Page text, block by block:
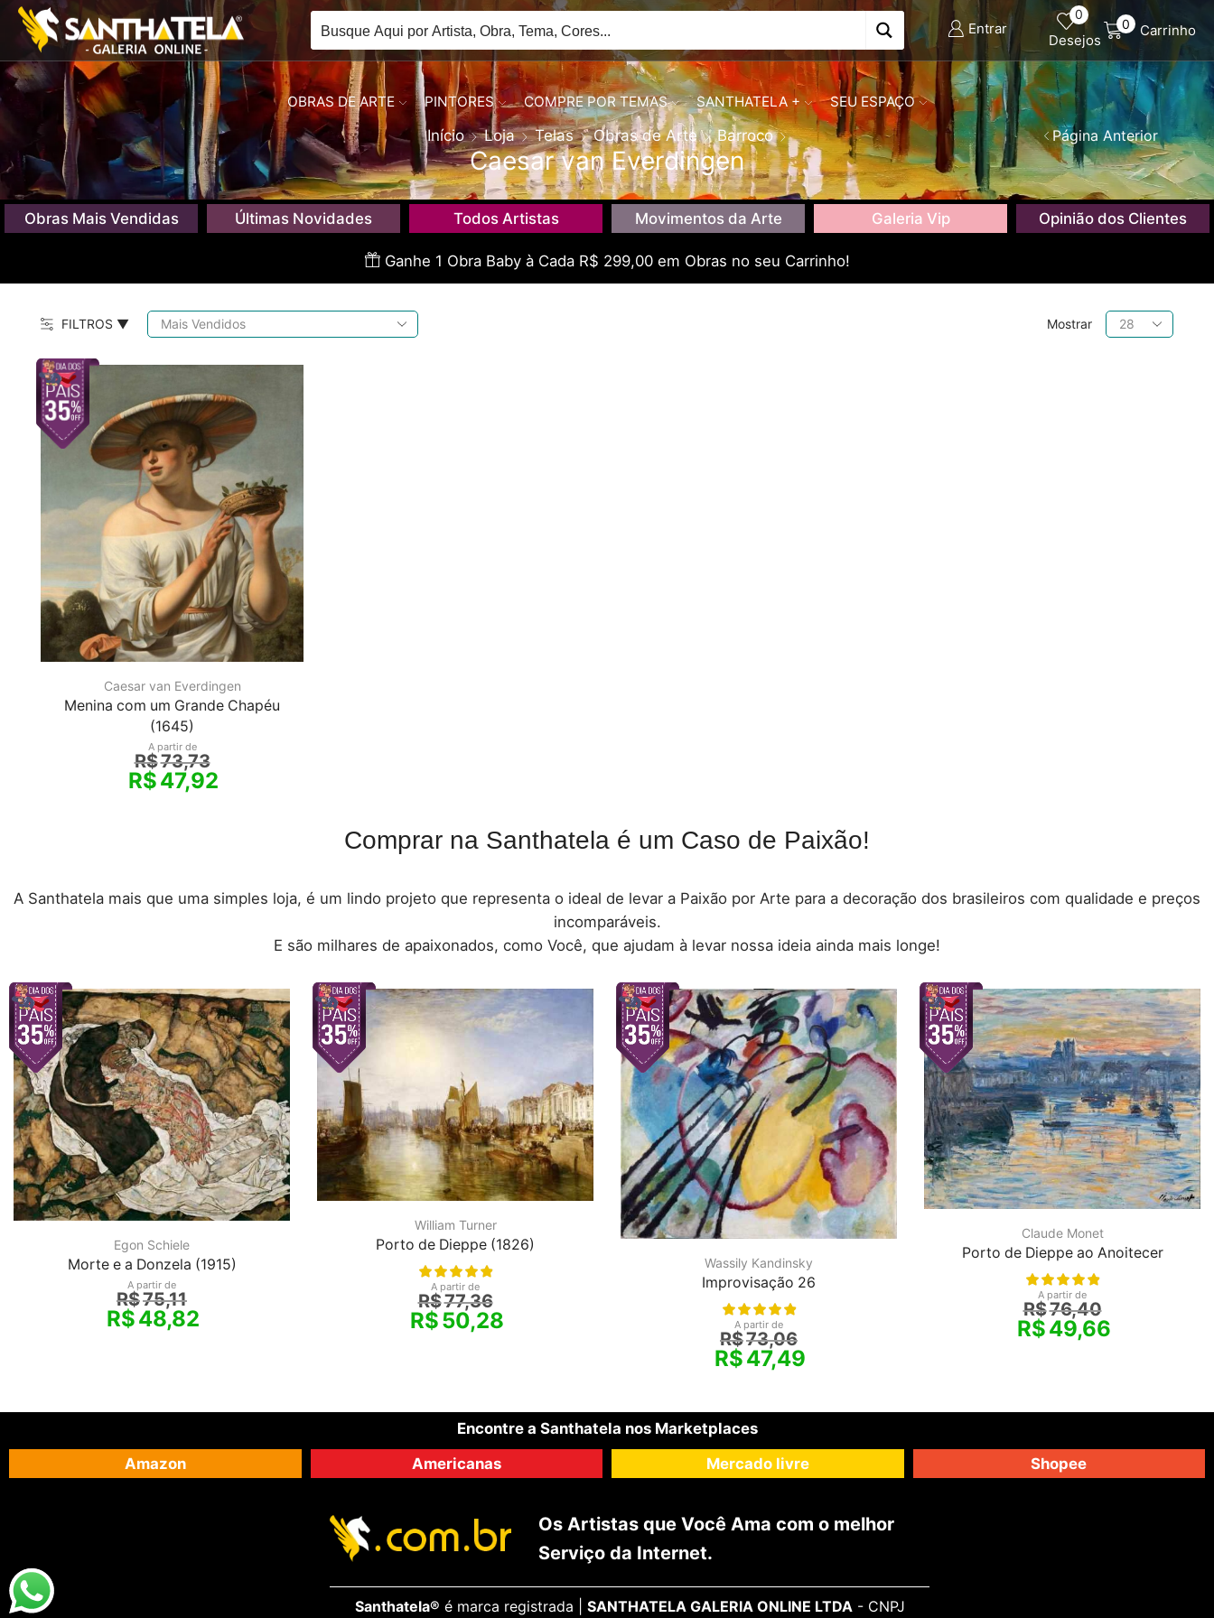
Entrar
0
Desejos
0 Carrinho
OBRAS DE ARTE PINTORES COMPRE POR TEMAS SANTHATELA + SEU ESPAÇO
Início Loja Telas Obras de Arte Barroco
Caesar van Everdingen
Página Anterior
Obras Mais Vendidas Últimas Novidades Todos Artistas Movimentos da Arte Galeria Vip Opinião dos Clientes
Ganhe 1 Obra Baby à Cada R$ 299,00 em Obras no seu Carrinho!
FILTROS ▼ Mostrar
Produtos
por
Caesar van Everdingen
Menina com um Grande Chapéu
(1645)
A partir de
R$73,73
R$47,92
Comprar na Santhatela é um Caso de Paixão!
A Santhatela mais que uma simples loja, é um lindo projeto que representa o ideal de levar a Paixão por Arte para a decoração dos brasileiros com qualidade e preços
incomparáveis.
E são milhares de apaixonados, como Você, que ajudam à levar nossa ideia ainda mais longe!
Egon Schiele
Morte e a Donzela (1915)
A partir de
R$75,11
R$48,82
William Turner
Porto de Dieppe (1826)
A partir de
R$77,36
R$50,28
Wassily Kandinsky
Improvisação 26
A partir de
R$73,06
R$47,49
Claude Monet
Porto de Dieppe ao Anoitecer
A partir de
R$76,40
R$49,66
Encontre a Santhatela nos Marketplaces
Amazon
Americanas Mercado livre Shopee
Os Artistas que Você Ama com o melhor
Serviço da Internet.
Santhatela® é marca registrada | SANTHATELA GALERIA ONLINE LTDA - CNPJ